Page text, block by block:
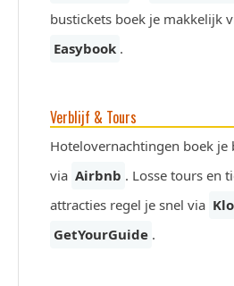
bustickets boek je makkelijk
Easybook .
Verblijf & Tours
Hotelovernachtingen boek je
via Airbnb . Losse tours en
attracties regel je snel via
GetYourGuide .